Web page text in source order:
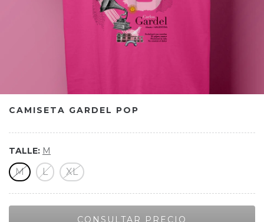
CAMISETA GARDEL POP
TALLE: M
M L XL